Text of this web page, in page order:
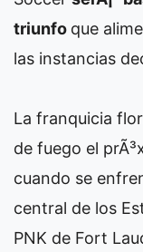
triunfo que
las instancias
La franquicia
de fuego el
cuando se
central de los
PNK de Fort